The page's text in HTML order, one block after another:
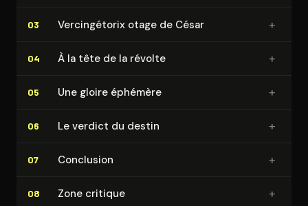
03 Ver­cin­gé­to­rix otage de César +
04 À la tête de la révolte +
05 Une gloire éphémère +
06 Le verdict du destin +
07 Conclusion +
08 Zone critique +